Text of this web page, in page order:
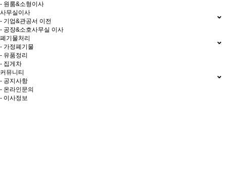
- 원룸&소형이사
사무실이사
- 기업&관공서 이전
- 공장&소호사무실 이사
폐기물처리
- 가정폐기물
- 유품정리
- 집게차
커뮤니티
- 공지사항
- 온라인문의
- 이사정보